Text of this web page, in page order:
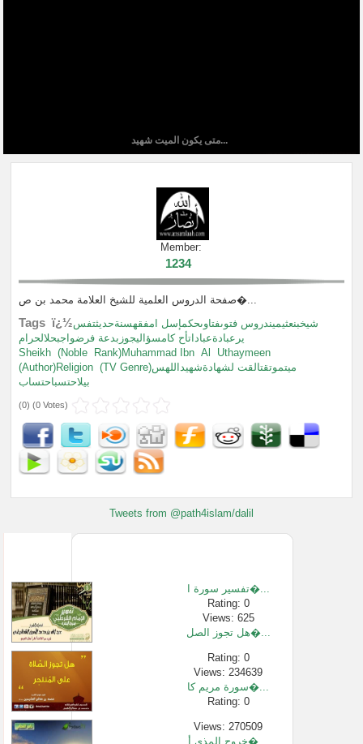
متى يكون الميت شهيد...
Member:
1234
صفحة الدروس العلمية للشيخ العلامة محمد بن ص�...
Tags ï¿½شيخبنعثيميندروس فتوىفتاوىحكمإسل امفقهسنةحديثتفس
يرعبادةعباداتأح كامسؤاليجوزبدعة فرضواجبحلالحرام
Sheikh (Noble Rank)Muhammad Ibn Al
Uthaymeen
(Author)Religion (TV Genre)ميتموتقتالقت لشهادةشهيداللهس
بيلاحتسباحتساب
(0) (0 Votes)
Tweets from @path4islam/dalil
تفسير سورة ا�...
Rating: 0
Views: 625
هل تجوز الصل�...
Rating: 0
Views: 234639
سورة مريم كا�...
Rating: 0
Views: 270509
خروج المذي أ�...